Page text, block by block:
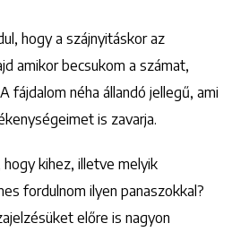
hogy a szájnyitáskor az
amikor becsukom a számat,
fájdalom néha állandó jellegű, ami
is zavarja.
kihez, illetve melyik
fordulnom ilyen panaszokkal?
előre is nagyon